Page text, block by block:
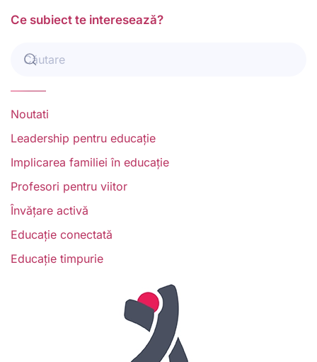
Ce subiect te interesează?
Noutati
Leadership pentru educație
Implicarea familiei în educație
Profesori pentru viitor
Învățare activă
Educație conectată
Educație timpurie